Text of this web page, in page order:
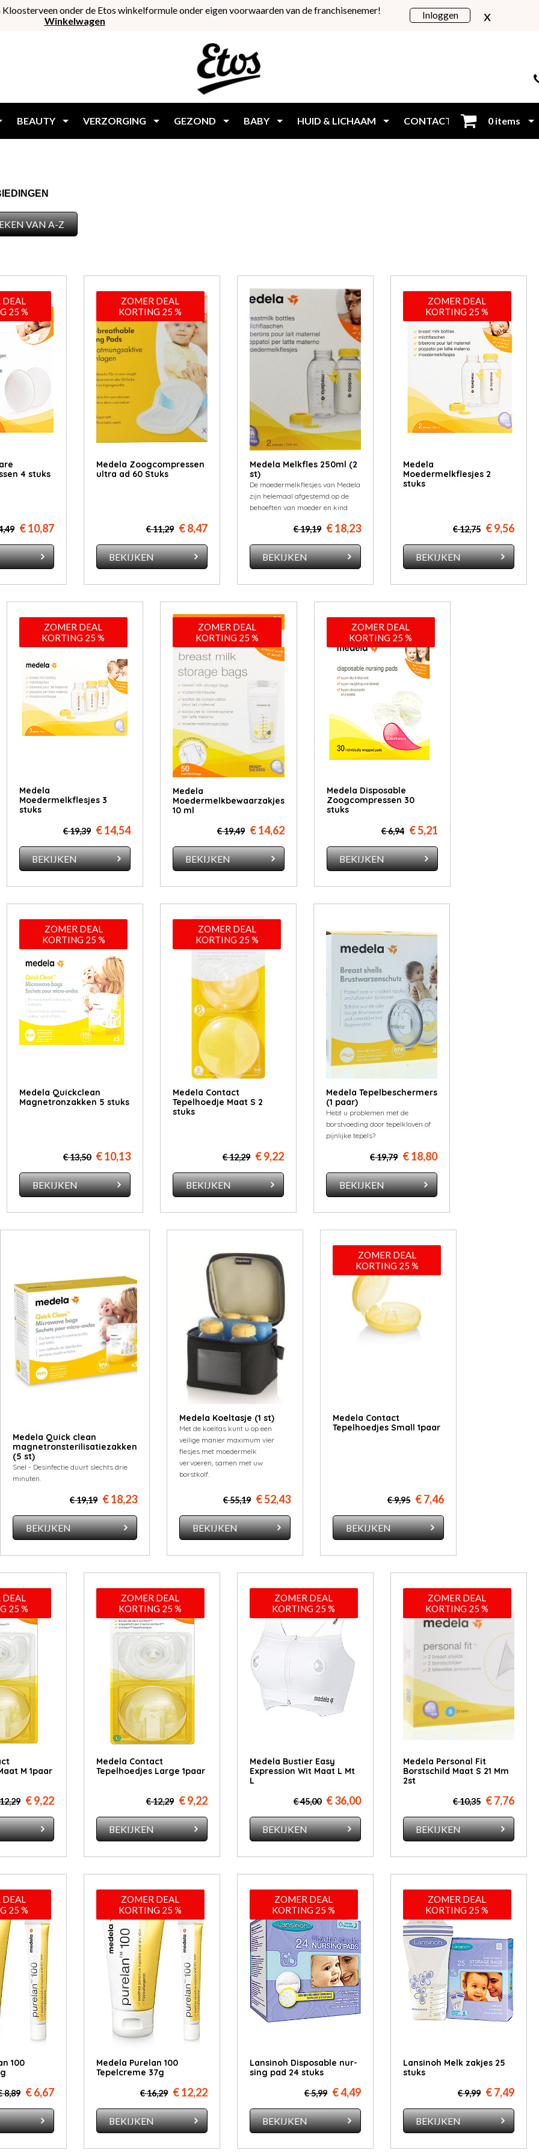
onder de Etos winkelformule onder eigen voorwaarden van de franchisenemer!
Winkelwagen
Inloggen x
BEAUTY VERZORGING GEZOND BABY HUID & LICHAAM CONTACT Inloggen
0 items
VAN A-Z
DEAL
25 %
4 stuks
€ 10,87
ZOMER DEAL
KORTING 25 %
Medela Zoogcompressen
ultra ad 60 Stuks
€ 11,29 € 8,47
BEKIJKEN
Medela Melkfles 250ml (2
st)
De moedermelkflesjes van Medela
zijn helemaal afgestemd op de
behoeften van moeder en kind
€ 19,19 € 18,23
BEKIJKEN
ZOMER DEAL
KORTING 25 %
Medela
Moedermelkflesjes 2
stuks
€ 12,75 € 9,56
BEKIJKEN
ZOMER DEAL
KORTING 25 %
Medela
Moedermelkflesjes 3
stuks
€ 19,39 € 14,54
BEKIJKEN
ZOMER DEAL
KORTING 25 %
Medela
Moedermelkbewaarzakjes
10 ml
€ 19,49 € 14,62
BEKIJKEN
ZOMER DEAL
KORTING 25 %
Medela Disposable
Zoogcompressen 30
stuks
€ 6,94 € 5,21
BEKIJKEN
ZOMER DEAL
KORTING 25 %
Medela Quickclean
Magnetronzakken 5 stuks
€ 13,50 € 10,13
BEKIJKEN
ZOMER DEAL
KORTING 25 %
Medela Contact
Tepelhoedje Maat S 2
stuks
€ 12,29 € 9,22
BEKIJKEN
Medela Tepelbeschermers
(1 paar)
Hebt u problemen met de
borstvoeding door tepelkloven of
pijnlijke tepels?
€ 19,79 € 18,80
BEKIJKEN
Medela Quick clean
magnetronsterilisatiezakken
(5 st)
Snel - Desinfectie duurt slechts drie
minuten.
€ 19,19 € 18,23
BEKIJKEN
Medela Koeltasje (1 st)
Met de koeltas kunt u op een
veilige manier maximum vier
flesjes met moedermelk
vervoeren, samen met uw
borstkolf.
€ 55,19 € 52,43
BEKIJKEN
ZOMER DEAL
KORTING 25 %
Medela Contact
Tepelhoedjes Small 1paar
€ 9,95 € 7,46
BEKIJKEN
DEAL
25 %
M 1paar
€ 9,22
ZOMER DEAL
KORTING 25 %
Medela Contact
Tepelhoedjes Large 1paar
€ 12,29 € 9,22
BEKIJKEN
ZOMER DEAL
KORTING 25 %
Medela Bustier Easy
Expression Wit Maat L Mt
L
€ 45,00 € 36,00
BEKIJKEN
ZOMER DEAL
KORTING 25 %
Medela Personal Fit
Borstschild Maat S 21 Mm
2st
€ 10,35 € 7,76
BEKIJKEN
DEAL
25 %
100
8,89 € 6,67
ZOMER DEAL
KORTING 25 %
Medela Purelan 100
Tepelcreme 37g
€ 16,29 € 12,22
BEKIJKEN
ZOMER DEAL
KORTING 25 %
Lan­si­noh Dis­po­sa­ble nur­
sing pad 24 stuks
€ 5,99 € 4,49
BEKIJKEN
ZOMER DEAL
KORTING 25 %
Lan­si­noh Melk zak­jes 25
stuks
€ 9,99 € 7,49
BEKIJKEN